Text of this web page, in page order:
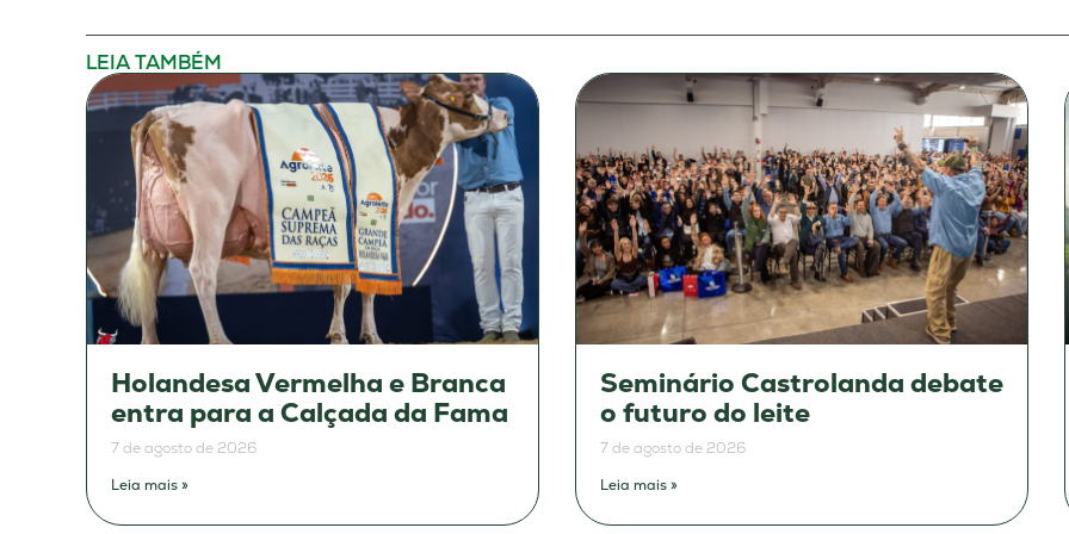
LEIA TAMBÉM
Holandesa Vermelha e Branca
entra para a Calçada da Fama
7 de agosto de 2026
Leia mais »
Seminário Castrolanda debate
o futuro do leite
7 de agosto de 2026
Leia mais »